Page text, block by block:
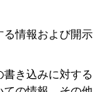
情報および開示
き込みに対する